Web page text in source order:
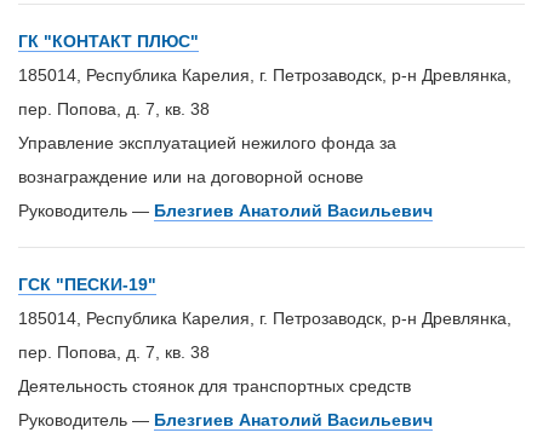
ГК "КОНТАКТ ПЛЮС"
185014, Республика Карелия, г. Петрозаводск, р-н Древлянка,
пер. Попова, д. 7, кв. 38
Управление эксплуатацией нежилого фонда за
вознаграждение или на договорной основе
Руководитель — Блезгиев Анатолий Васильевич
ГСК "ПЕСКИ-19"
185014, Республика Карелия, г. Петрозаводск, р-н Древлянка,
пер. Попова, д. 7, кв. 38
Деятельность стоянок для транспортных средств
Руководитель — Блезгиев Анатолий Васильевич